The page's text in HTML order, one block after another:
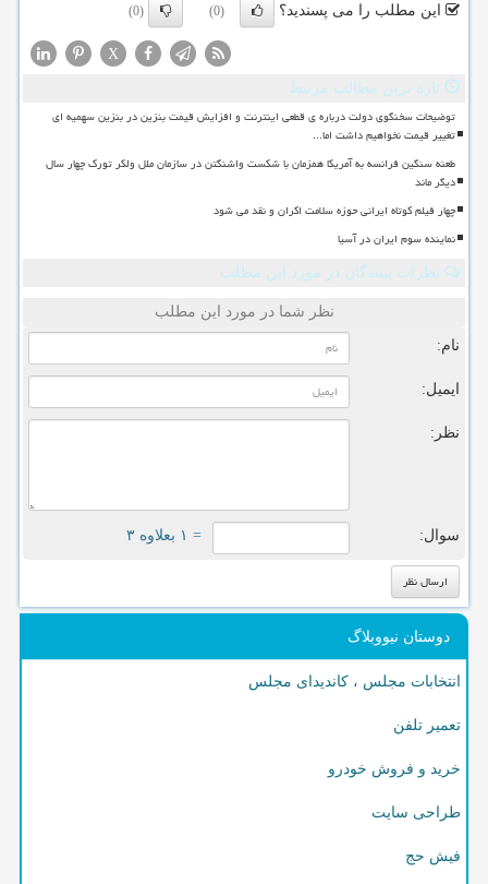
این مطلب را می پسندید؟ (0)
(0)
X
تازه ترین مطالب مرتبط
توضیحات سخنگوی دولت درباره ی قطعی اینترنت و افزایش قیمت بنزین در بنزین سهمیه ای
تغییر قیمت نخواهیم داشت اما...
طعنه سنگین فرانسه به آمریکا همزمان با شکست واشنگتن در سازمان ملل ولکر تورک چهار سال
دیگر ماند
چهار فیلم کوتاه ایرانی حوزه سلامت اکران و نقد می شود
نماینده سوم ایران در آسیا
نظرات بینندگان در مورد این مطلب
نظر شما در مورد این مطلب
نام:
ایمیل:
نظر:
سوال: = ۱ بعلاوه ۳
دوستان نیووبلاگ
انتخابات مجلس ، کاندیدای مجلس
تعمیر تلفن
خرید و فروش خودرو
طراحی سایت
فیش حج